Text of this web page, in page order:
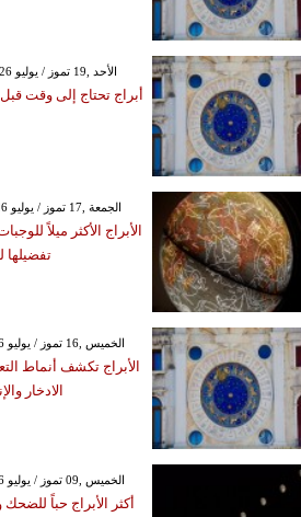
GMT 09:48 2026 الأحد ,19 تموز / يوليو
أبراج تحتاج إلى وقت قبل
GMT 15:12 2026 الجمعة ,17 تموز / يوليو
الأبراج الأكثر ميلاً
تفضيلها
GMT 13:45 2026 الخميس ,16 تموز / يوليو
الأبراج تكشف أنماط
الادخار
GMT 18:11 2026 الخميس ,09 تموز / يوليو
أكثر الأبراج حباً